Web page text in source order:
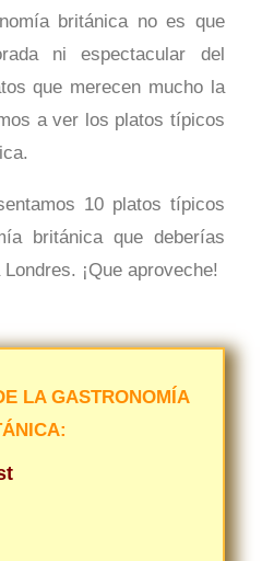
británica no es que
ni espectacular del
que merecen mucho la
a ver los platos típicos
10 platos típicos
británica que deberías
¡Que aproveche!
LA GASTRONOMÍA